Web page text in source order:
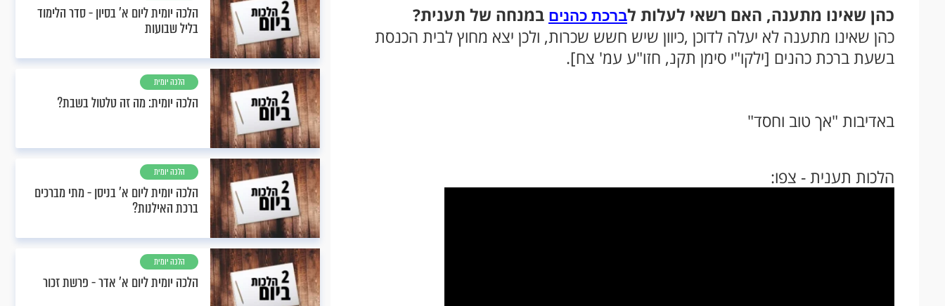
כהן שאינו מתענה, האם רשאי לעלות לברכת כהנים במנחה של תענית?
כהן שאינו מתענה לא יעלה לדוכן ,כיוון שיש חשש שכרות, ולכן יצא מחוץ לבית הכנסת
בשעת ברכת כהנים [ילקו"י סימן תקנ, חזו"ע עמ' צח].
באדיבות "אך טוב וחסד"
הלכות תענית - צפו:
הלכה יומית ליום א’ בסיון - סדר הלימוד
בליל שבועות
הלכה יומית
הלכה יומית: מה זה טלטול בשבת?
הלכה יומית
הלכה יומית ליום א’ בניסן - מתי מברכים
ברכת האילנות?
הלכה יומית
הלכה יומית ליום א’ אדר - פרשת זכור